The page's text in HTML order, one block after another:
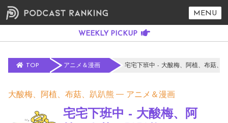
MENU
TOP アニメ＆漫画 宅宅下班中 - 大酸梅、阿植、布菇、
大酸梅、阿植、布菇、趴趴熊 アニメ＆漫画
宅宅下班中 - 大酸梅、阿